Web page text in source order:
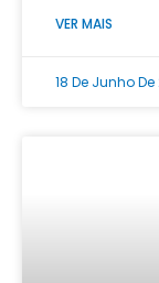
VER MAIS
18 De Junho De